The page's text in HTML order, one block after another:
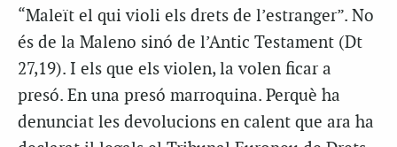
“Maleït el qui violi els drets de l’estranger”. No
és de la Maleno sinó de l’Antic Testament (Dt
27,19). I els que els violen, la volen ficar a
presó. En una presó marroquina. Perquè ha
denunciat les devolucions en calent que ara ha